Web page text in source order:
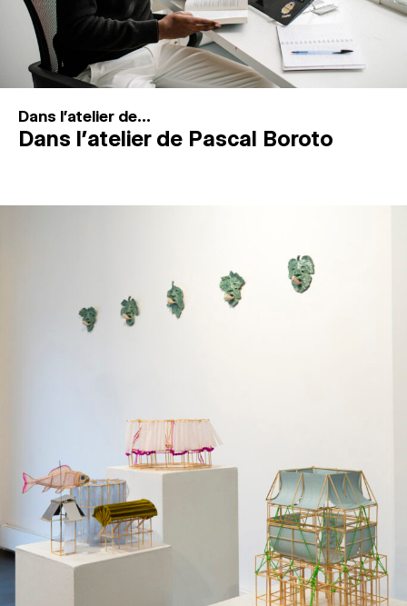
Recherche
Connexion
↓
Dans l'atelier de...
Dans l’atelier de Pascal Boroto